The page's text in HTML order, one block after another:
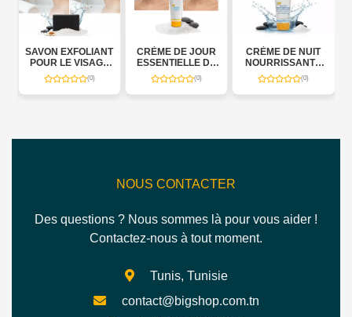
SAVON EXFOLIANT
POUR LE VISAGE
DE LA MER MORTE
PURIFIANT AUX
NOIX ET AMANDES
(0)
CRÈME DE JOUR
ESSENTIELLE DE
LA MER MORTE
TUBE 100 ML -
GLORY
(0)
CRÈME DE NUIT
NOURRISSANTE
TUBE 100 ML -
GLORY
(0)
NOUS CONTACTER
Des questions ? Nous sommes là pour vous aider !
Contactez-nous à tout moment.
Tunis, Tunisie
contact@bigshop.com.tn